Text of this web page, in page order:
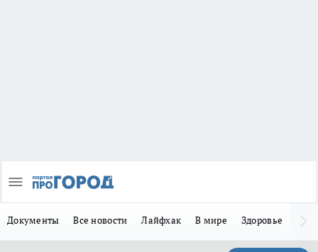
Документы Все новости Лайфхак В мире Здоровье